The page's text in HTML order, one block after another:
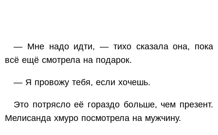
— Мне надо идти, — тихо сказала она, пока
всё ещё смотрела на подарок.
— Я провожу тебя, если хочешь.
Это потрясло её гораздо больше, чем презент.
Мелисанда хмуро посмотрела на мужчину.